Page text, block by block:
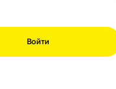
Войти